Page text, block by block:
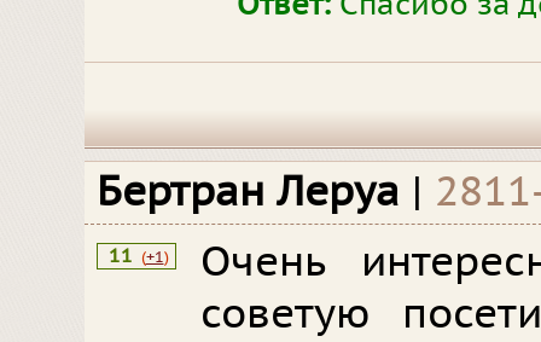
Бертран Леруа |
11 (+1)
Очень
советую